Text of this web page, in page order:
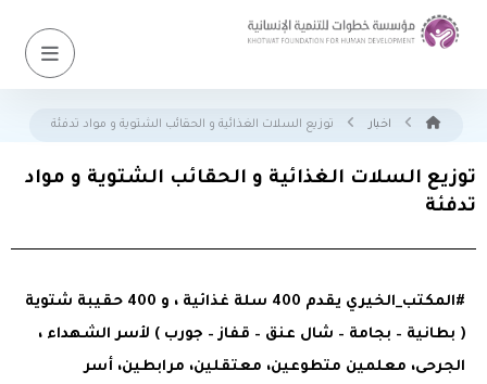
اخبار توزيع السلات الغذائية و الحقائب الشتوية و مواد تدفئة
توزيع السلات الغذائية و الحقائب الشتوية و مواد
تدفئة
#المكتب_الخيري يقدم 400 سلة غذائية ، و 400 حقيبة شتوية
( بطانية – بجامة – شال عنق – قفاز – جورب ) لأسر الشهداء ،
الجرحى، معلمين متطوعين، معتقلين، مرابطين، أسر